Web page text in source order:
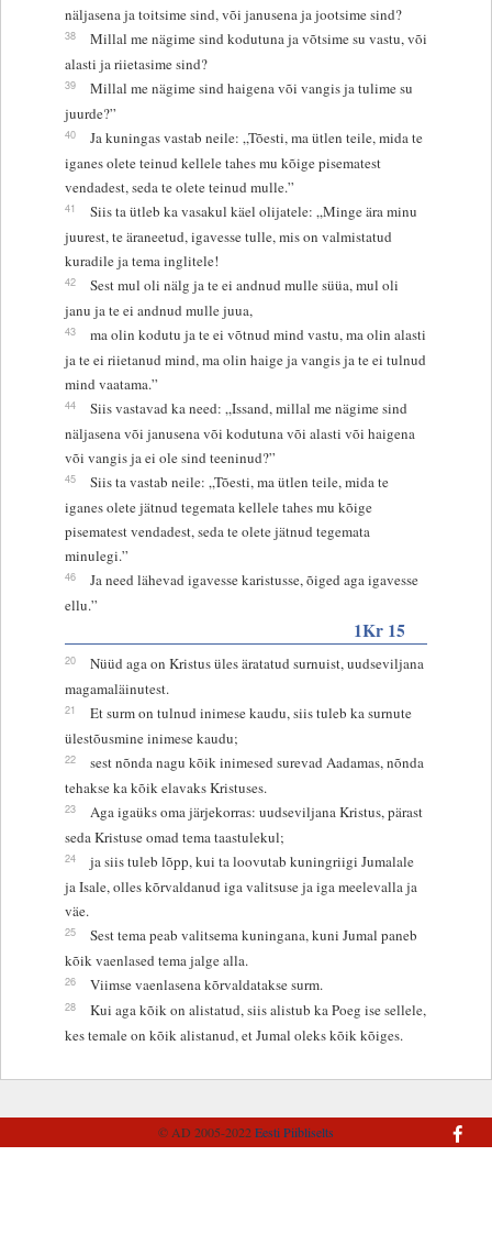
näljasena ja toitsime sind, või janusena ja jootsime sind?
38
Millal me nägime sind kodutuna ja võtsime su vastu, või
alasti ja riietasime sind?
39
Millal me nägime sind haigena või vangis ja tulime su
juurde?”
40
Ja kuningas vastab neile: „Tõesti, ma ütlen teile, mida te
iganes olete teinud kellele tahes mu kõige pisematest
vendadest, seda te olete teinud mulle.”
41
Siis ta ütleb ka vasakul käel olijatele: „Minge ära minu
juurest, te äraneetud, igavesse tulle, mis on valmistatud
kuradile ja tema inglitele!
42
Sest mul oli nälg ja te ei andnud mulle süüa, mul oli
janu ja te ei andnud mulle juua,
43
ma olin kodutu ja te ei võtnud mind vastu, ma olin alasti
ja te ei riietanud mind, ma olin haige ja vangis ja te ei tulnud
mind vaatama.”
44
Siis vastavad ka need: „Issand, millal me nägime sind
näljasena või janusena või kodutuna või alasti või haigena
või vangis ja ei ole sind teeninud?”
45
Siis ta vastab neile: „Tõesti, ma ütlen teile, mida te
iganes olete jätnud tegemata kellele tahes mu kõige
pisematest vendadest, seda te olete jätnud tegemata
minulegi.”
46
Ja need lähevad igavesse karistusse, õiged aga igavesse
ellu.”
1Kr 15
20
Nüüd aga on Kristus üles äratatud surnuist, uudseviljana
magamaläinutest.
21
Et surm on tulnud inimese kaudu, siis tuleb ka surnute
ülestõusmine inimese kaudu;
22
sest nõnda nagu kõik inimesed surevad Aadamas, nõnda
tehakse ka kõik elavaks Kristuses.
23
Aga igaüks oma järjekorras: uudseviljana Kristus, pärast
seda Kristuse omad tema taastulekul;
24
ja siis tuleb lõpp, kui ta loovutab kuningriigi Jumalale
ja Isale, olles kõrvaldanud iga valitsuse ja iga meelevalla ja
väe.
25
Sest tema peab valitsema kuningana, kuni Jumal paneb
kõik vaenlased tema jalge alla.
26 Viimse vaenlasena kõrvaldatakse surm.
28
Kui aga kõik on alistatud, siis alistub ka Poeg ise sellele,
kes temale on kõik alistanud, et Jumal oleks kõik kõiges.
© AD 2005-2022Eesti Piibliselts